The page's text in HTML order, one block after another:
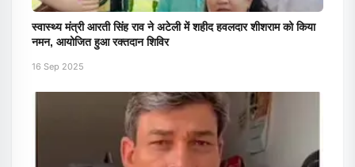
स्वास्थ्य मंत्री आरती सिंह राव ने अटेली में शहीद हवलदार शीशराम को किया
नमन, आयोजित हुआ रक्तदान शिविर
16 Sep 2025